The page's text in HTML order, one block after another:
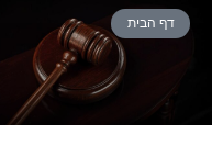
דף הבית